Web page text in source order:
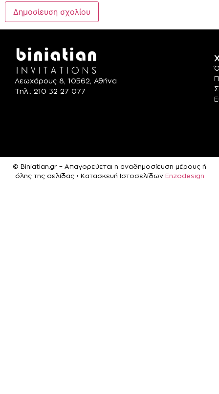
Λεωχάρους 8, 10562, Αθήνα
Τηλ.: 210 32 27 077
© Biniatian.gr – Απαγορεύεται η αναδημοσίευση μέρους ή
όλης της σελίδας • Κατασκευή Ιστοσελίδων Enzodesign